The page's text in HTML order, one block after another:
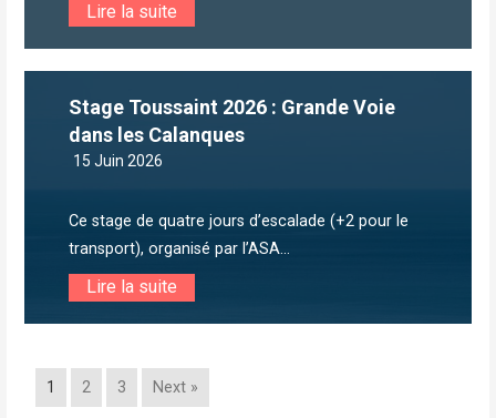
Lire la suite
Stage Toussaint 2026 : Grande Voie
dans les Calanques
15 Juin 2026
Ce stage de quatre jours d’escalade (+2 pour le
transport), organisé par l’ASA...
Lire la suite
1 2 3 Next »